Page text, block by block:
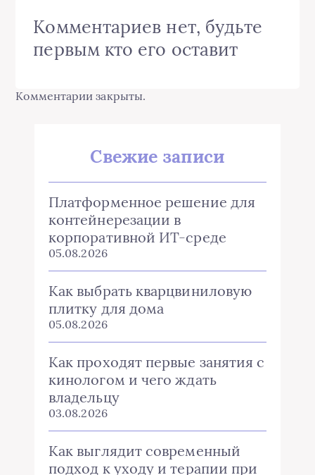
Комментариев нет, будьте
первым кто его оставит
Комментарии закрыты.
Свежие записи
Платформенное решение для
контейнерезации в
корпоративной ИТ-среде
05.08.2026
Как выбрать кварцвиниловую
плитку для дома
05.08.2026
Как проходят первые занятия с
кинологом и чего ждать
владельцу
03.08.2026
Как выглядит современный
подход к уходу и терапии при